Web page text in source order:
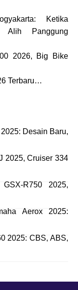
Ketika
Alih Panggung
2026, Big Bike
Terbaru…
Desain Baru,
2025, Cruiser 334
R750 2025,
Aerox 2025:
2025: CBS, ABS,